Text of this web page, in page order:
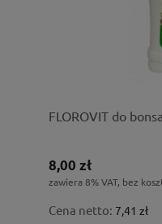
FLOROVIT do
8,00 zł
zawiera 8% VAT, bez
Cena netto: 7,41 zł